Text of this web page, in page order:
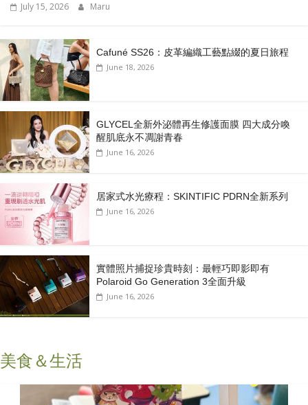
July 15, 2026 Maru
Cafuné SS26：皮革編織工藝點綴的夏日旅程
June 18, 2026
GLYCEL全新外泌體再生修護面膜 四大成分喚
醒肌底永不凋謝青春
June 16, 2026
居家式水光療程：SKINTIFIC PDRN全新系列
June 16, 2026
實體照片捕捉珍貴時刻：最輕巧即影即有
Polaroid Go Generation 3全面升級
June 16, 2026
美食＆生活